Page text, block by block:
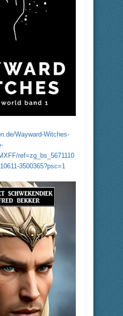
Wayward-Witches-
ref=zg_bs_5671110
3500365?psc=1